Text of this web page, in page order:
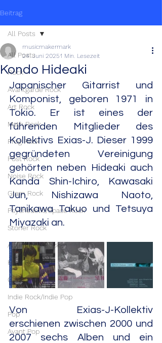
Beitrag
All Posts
Rock
Avantgarde Rock
Art Rock
Math Rock
Prog Rock
Post Rock
Noise Rock
Glam Rock
Psychedelic/Space Rock
Stoner Rock
Alternative Rock
Hard Rock
Garage Rock
Indie Rock/Indie Pop
Pop
Avant Pop
All Posts
Kondo Hideaki
musicmakermark
24. Juni 20251 Min. Lesezeit
Japanischer Gitarrist und
Komponist, geboren 1971 in
Tokio. Er ist eines der
führenden Mitglieder des
Kollektivs Exias-J. Dieser 1999
gegründeten Vereinigung
gehörten neben Hideaki auch
Kanda Shin-Ichiro, Kawasaki
Jun, Nishizawa Naoto,
Tanikawa Takuo und Tetsuya
Miyazaki an.
Von Exias-J-Kollektiv
erschienen zwischen 2000 und
2007 sechs Alben und ein